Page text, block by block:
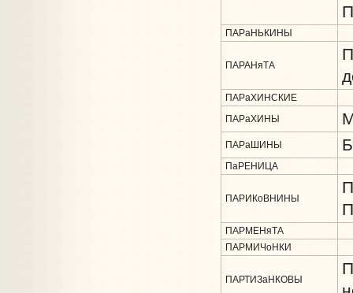
ПАРаНЬКИНЫ
ПАРАНяТА
ПАРаХИНСКИЕ
ПАРаХИНЫ
ПАРаШИНЫ
ПаРЕНИЦА
ПАРИКоВНИНЫ
ПАРМЕНяТА
ПАРМИЧоНКИ
ПАРТИЗаНКОВЫ